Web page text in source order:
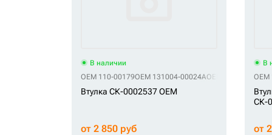
В наличии
OEM 110-00179OEM 131004-00024AOEM 2110-1318A
Втулка СК-0002537 OEM
от 2 850 руб
В
OEM
СК-
от